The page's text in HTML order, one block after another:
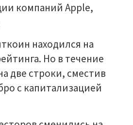
компаний Apple,
находился на
Но в течение
две строки, сместив
с капитализацией